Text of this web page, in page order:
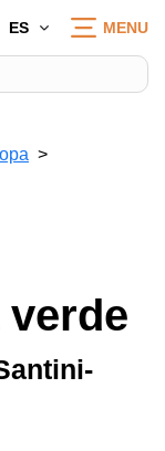
ES MENU
verde